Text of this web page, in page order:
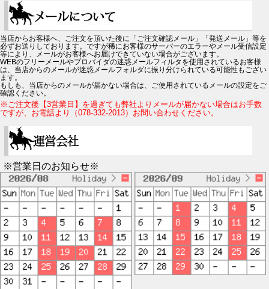
当店からお客様へ、ご注文を頂いた後に「ご注文確認メール」「発送メール」等を
必ずお送りしております。ですが稀にお客様のサーバーのエラーやメール受信設定
等により、メールがお客様へお届けできていない場合がございます。
WEBのフリーメールやプロバイダの迷惑メールフィルタを使用されているお客様
は、当店からのメールが迷惑メールフォルダに振り分けられている可能性もござい
ます。
もしも、当店からのメールが届かない場合は、ご使用されているメールの設定をご
確認ください。
※ご注文後【3営業日】を過ぎても弊社よりメールが届かない場合はお手数
ですが、お電話より（078-332-2013）お問い合わせください。
※営業日のお知らせ※